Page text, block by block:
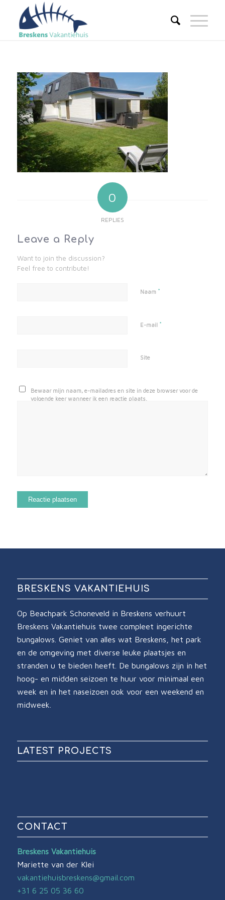
0
REPLIES
Leave a Reply
Want to join the discussion?
Feel free to contribute!
Naam *
E-mail *
Site
Bewaar mijn naam, e-mailadres en site in deze browser voor de
volgende keer wanneer ik een reactie plaats.
BRESKENS VAKANTIEHUIS
Op Beachpark Schoneveld in Breskens verhuurt
Breskens Vakantiehuis twee compleet ingerichte
bungalows. Geniet van alles wat Breskens, het park
en de omgeving met diverse leuke plaatsjes en
stranden u te bieden heeft. De bungalows zijn in het
hoog- en midden seizoen te huur voor minimaal een
week en in het naseizoen ook voor een weekend en
midweek.
LATEST PROJECTS
CONTACT
Breskens Vakantiehuis
Mariette van der Klei
vakantiehuisbreskens@gmail.com
+31 6 25 05 36 60